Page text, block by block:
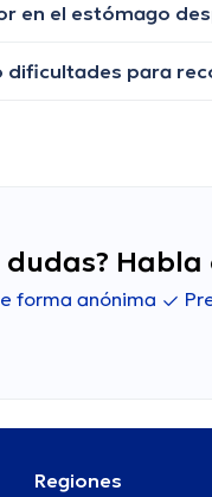
en el estómago
dudas?
forma anónima
Regiones